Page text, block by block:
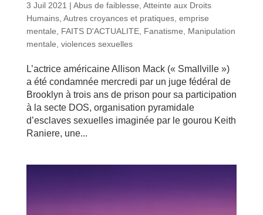
3 Juil 2021 | Abus de faiblesse, Atteinte aux Droits
Humains, Autres croyances et pratiques, emprise
mentale, FAITS D'ACTUALITE, Fanatisme, Manipulation
mentale, violences sexuelles
L’actrice américaine Allison Mack (« Smallville »)
a été condamnée mercredi par un juge fédéral de
Brooklyn à trois ans de prison pour sa participation
à la secte DOS, organisation pyramidale
d’esclaves sexuelles imaginée par le gourou Keith
Raniere, une...